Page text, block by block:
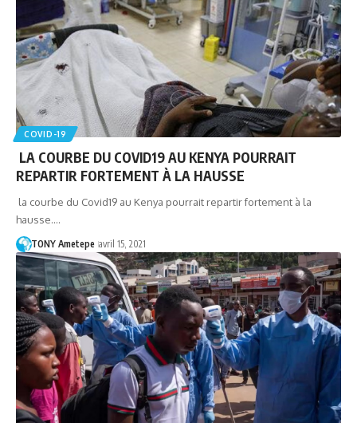
COVID-19
LA COURBE DU COVID19 AU KENYA POURRAIT
REPARTIR FORTEMENT À LA HAUSSE
la courbe du Covid19 au Kenya pourrait repartir fortement à la
hausse.…
TONY Ametepe avril 15, 2021